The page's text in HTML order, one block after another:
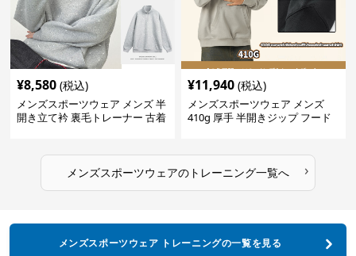
¥8,580 (税込)
メンズスポーツウェア メンズ 半
開き立て衿 裏毛トレーナー 古着
¥11,940 (税込)
メンズスポーツウェア メンズ
410g 厚手 半開きジップ フード
メンズスポーツウェアのトレーニング一覧へ ›
メンズスポーツウェア トレーニングの一覧を見る